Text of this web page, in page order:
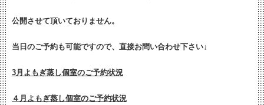
公開させて頂いておりません。
当日のご予約も可能ですので、直接お問い合わせ下さい↓
3月よもぎ蒸し個室のご予約状況
４月よもぎ蒸し個室のご予約状況